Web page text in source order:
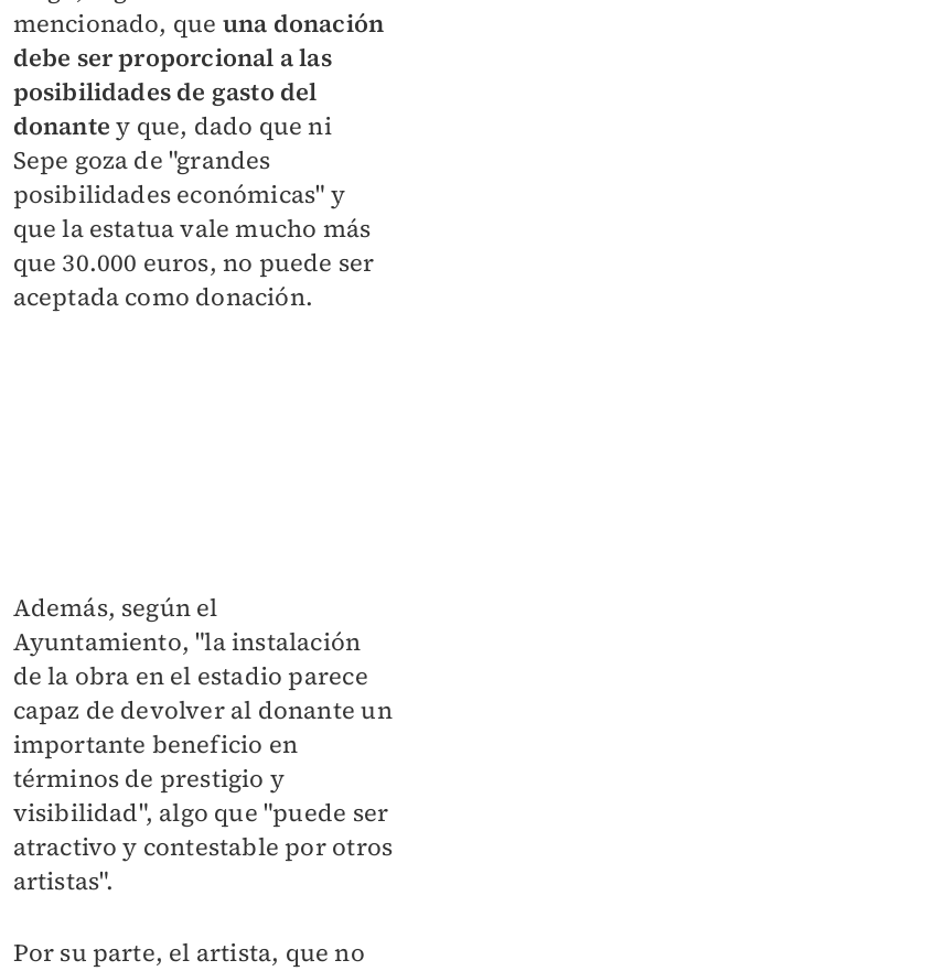
mencionado, que una donación
debe ser proporcional a las
posibilidades de gasto del
donante y que, dado que ni
Sepe goza de "grandes
posibilidades económicas" y
que la estatua vale mucho más
que 30.000 euros, no puede ser
aceptada como donación.
Además, según el
Ayuntamiento, "la instalación
de la obra en el estadio parece
capaz de devolver al donante un
importante beneficio en
términos de prestigio y
visibilidad", algo que "puede ser
atractivo y contestable por otros
artistas".
Por su parte, el artista, que no